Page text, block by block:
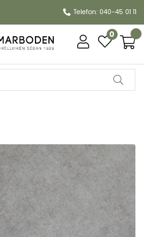
Telefon: 040-45 01 11
0
grey concrete